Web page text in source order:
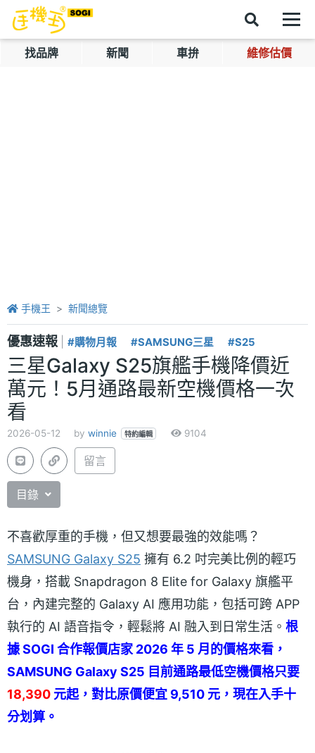
找品牌 新聞 車拚 維修估價
手機王 新聞總覽
優惠速報 #購物月報 #SAMSUNG三星 #S25
三星Galaxy S25旗艦手機降價近
萬元！5月通路最新空機價格一次
看
2026-05-12 by winnie 特約編輯 9104
留言
目錄
不喜歡厚重的手機，但又想要最強的效能嗎？
SAMSUNG Galaxy S25 擁有 6.2 吋完美比例的輕巧
機身，搭載 Snapdragon 8 Elite for Galaxy 旗艦平
台，內建完整的 Galaxy AI 應用功能，包括可跨 APP
執行的 AI 語音指令，輕鬆將 AI 融入到日常生活。 根
據 SOGI 合作報價店家 2026 年 5 月的價格來看，
SAMSUNG Galaxy S25 目前通路最低空機價格只要
18,390 元起，對比原價便宜 9,510 元，現在入手十
分划算。